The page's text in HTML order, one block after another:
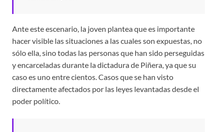
Ante este escenario, la joven plantea que es importante
hacer visible las situaciones a las cuales son expuestas, no
sólo ella, sino todas las personas que han sido perseguidas
y encarceladas durante la dictadura de Piñera, ya que su
caso es uno entre cientos. Casos que se han visto
directamente afectados por las leyes levantadas desde el
poder político.